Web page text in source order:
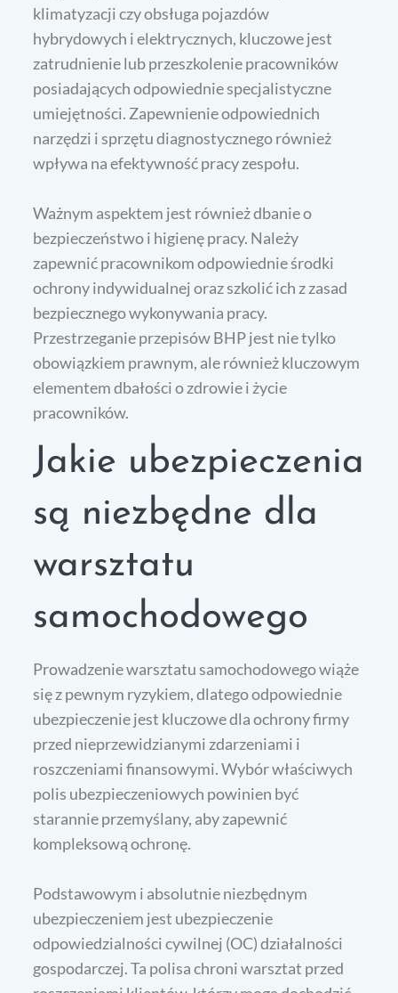
klimatyzacji czy obsługa pojazdów
hybrydowych i elektrycznych, kluczowe jest
zatrudnienie lub przeszkolenie pracowników
posiadających odpowiednie specjalistyczne
umiejętności. Zapewnienie odpowiednich
narzędzi i sprzętu diagnostycznego również
wpływa na efektywność pracy zespołu.
Ważnym aspektem jest również dbanie o
bezpieczeństwo i higienę pracy. Należy
zapewnić pracownikom odpowiednie środki
ochrony indywidualnej oraz szkolić ich z zasad
bezpiecznego wykonywania pracy.
Przestrzeganie przepisów BHP jest nie tylko
obowiązkiem prawnym, ale również kluczowym
elementem dbałości o zdrowie i życie
pracowników.
Jakie ubezpieczenia
są niezbędne dla
warsztatu
samochodowego
Prowadzenie warsztatu samochodowego wiąże
się z pewnym ryzykiem, dlatego odpowiednie
ubezpieczenie jest kluczowe dla ochrony firmy
przed nieprzewidzianymi zdarzeniami i
roszczeniami finansowymi. Wybór właściwych
polis ubezpieczeniowych powinien być
starannie przemyślany, aby zapewnić
kompleksową ochronę.
Podstawowym i absolutnie niezbędnym
ubezpieczeniem jest ubezpieczenie
odpowiedzialności cywilnej (OC) działalności
gospodarczej. Ta polisa chroni warsztat przed